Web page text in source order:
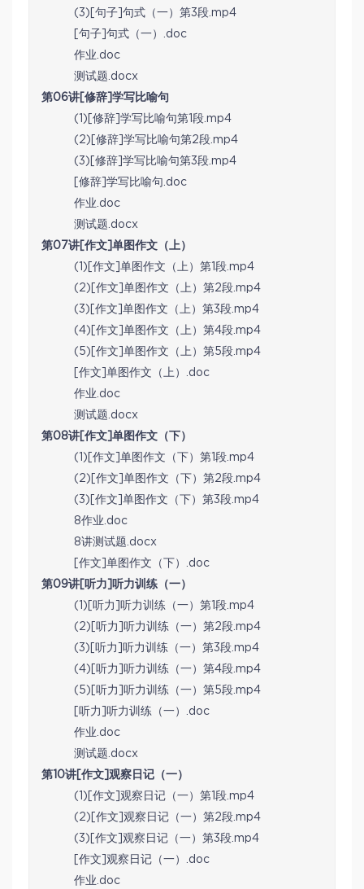
(3)[句子]句式（一）第3段.mp4
[句子]句式（一）.doc
作业.doc
测试题.docx
第06讲[修辞]学写比喻句
(1)[修辞]学写比喻句第1段.mp4
(2)[修辞]学写比喻句第2段.mp4
(3)[修辞]学写比喻句第3段.mp4
[修辞]学写比喻句.doc
作业.doc
测试题.docx
第07讲[作文]单图作文（上）
(1)[作文]单图作文（上）第1段.mp4
(2)[作文]单图作文（上）第2段.mp4
(3)[作文]单图作文（上）第3段.mp4
(4)[作文]单图作文（上）第4段.mp4
(5)[作文]单图作文（上）第5段.mp4
[作文]单图作文（上）.doc
作业.doc
测试题.docx
第08讲[作文]单图作文（下）
(1)[作文]单图作文（下）第1段.mp4
(2)[作文]单图作文（下）第2段.mp4
(3)[作文]单图作文（下）第3段.mp4
8作业.doc
8讲测试题.docx
[作文]单图作文（下）.doc
第09讲[听力]听力训练（一）
(1)[听力]听力训练（一）第1段.mp4
(2)[听力]听力训练（一）第2段.mp4
(3)[听力]听力训练（一）第3段.mp4
(4)[听力]听力训练（一）第4段.mp4
(5)[听力]听力训练（一）第5段.mp4
[听力]听力训练（一）.doc
作业.doc
测试题.docx
第10讲[作文]观察日记（一）
(1)[作文]观察日记（一）第1段.mp4
(2)[作文]观察日记（一）第2段.mp4
(3)[作文]观察日记（一）第3段.mp4
[作文]观察日记（一）.doc
作业.doc